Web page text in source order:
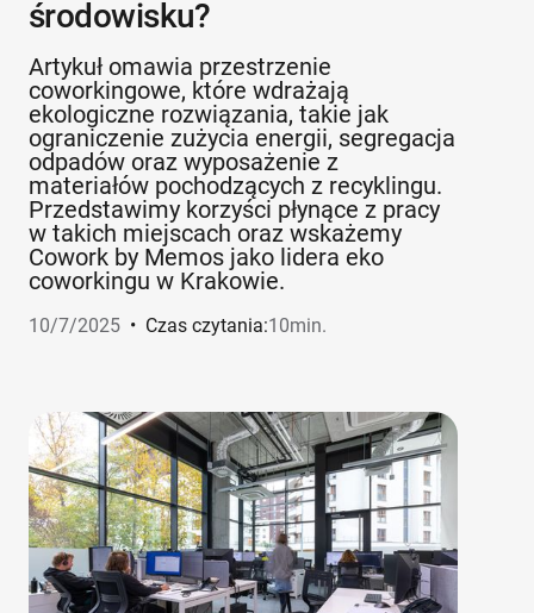
środowisku?
Artykuł omawia przestrzenie
coworkingowe, które wdrażają
ekologiczne rozwiązania, takie jak
ograniczenie zużycia energii, segregacja
odpadów oraz wyposażenie z
materiałów pochodzących z recyklingu.
Przedstawimy korzyści płynące z pracy
w takich miejscach oraz wskażemy
Cowork by Memos jako lidera eko
coworkingu w Krakowie.
10/7/2025 • Czas czytania:10min.